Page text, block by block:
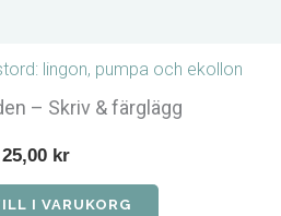
– Skriv & färglägg
25,00 kr
I VARUKORG